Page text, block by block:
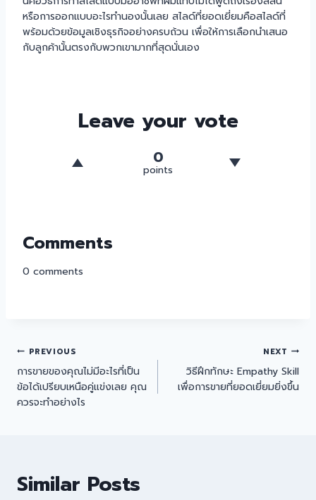
หรือการออกแบบอะไรทำนองนั้นเลย สไลด์ที่ยอดเยี่ยมคือสไลด์ที่
พร้อมด้วยข้อมูลเชิงธุรกิจอย่างครบถ้วน เพื่อให้การเลือกนำเสนอ
กับลูกค้านั้นตรงกับพวกเขามากที่สุดนั่นเอง
Leave your vote
0
points
Comments
0 comments
PREVIOUS
การขายของคุณไม่มีอะไรที่เป็น
ข้อได้เปรียบเหนือคู่แข่งเลย คุณ
ควรจะทำอย่างไร
NEXT
วิธีฝึกทักษะ Empathy Skill
เพื่อการขายที่ยอดเยี่ยมยิ่งขึ้น
Similar Posts